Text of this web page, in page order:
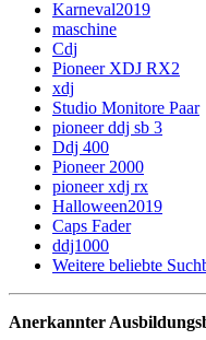
Karneval2019
maschine
Cdj
Pioneer XDJ RX2
xdj
Studio Monitore Paar
pioneer ddj sb 3
Ddj 400
Pioneer 2000
pioneer xdj rx
Halloween2019
Caps Fader
ddj1000
Weitere beliebte
Anerkannter